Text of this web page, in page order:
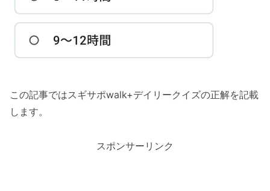
この記事ではスギサポwalk+デイリークイズの正解を記載
します。
スポンサーリンク